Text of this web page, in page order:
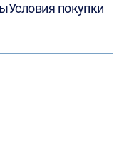
Условия покупки